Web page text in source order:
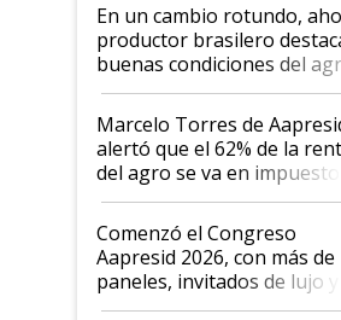
En un cambio rotundo,
productor brasilero
buenas condiciones del
argentino para invertir:
más motivados"
Marcelo Torres de
alertó que el 62% de la
del agro se va en impuestos:
"No es bueno que en
Argentina se sigan
las mismas cosas de hace
años"
Comenzó el Congreso
Aapresid 2026, con más de
paneles, invitados de lujo y
todas las tendencias